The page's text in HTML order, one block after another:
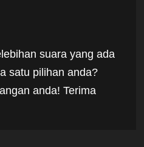
suara yang ada
satu pilihan anda?
anda! Terima